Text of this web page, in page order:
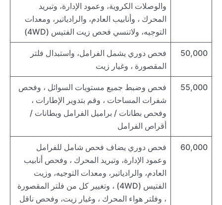
والوصلات الكروية، وعمود الإدارة، وتبريد
المحرك ، وأنابيب العادم، والرادياتير، ومعدات
التوجيه، ولاتنسي فحص زيت الفتيس (4WD)
50,000
فحص دوري يشمل الفرامل، واستبدال فلتر
المقصورة ، وغيار زيت
55,000
فحص وضبط جميع مستويات السوائل ، وفحص
شفرات المساحات ، وقم بتدوير الإطارات ،
وفحص بطانات / براميل الفرامل وبطانات /
أقراص الفرامل
60,000
فحص دوري يضاف فحص شامل للفرامل
وعمود الإدارة، وتبريد المحرك ، وفحص أنابيب
العادم، والرادياتير، ومعدات التوجيه، وزيت
الفتيس (4WD) ، وتغيير كل من فلتر المقصورة
، وفلتر هواء المحرك ، وغيار زيت، وفحص ناقل